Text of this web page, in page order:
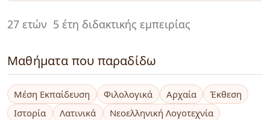
27 ετών 5 έτη διδακτικής εμπειρίας
Μαθήματα που παραδίδω
Μέση Εκπαίδευση Φιλολογικά Αρχαία
Έκθεση
Ιστορία
Λατινικά Νεοελληνική Λογοτεχνία